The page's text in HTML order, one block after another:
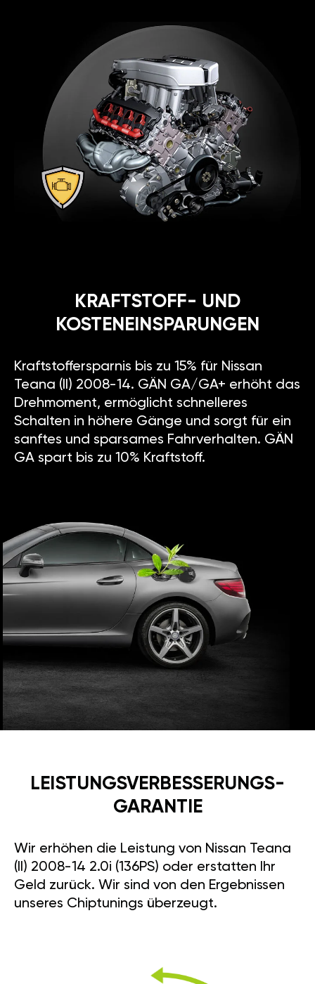
KRAFTSTOFF- UND
KOSTENEINSPARUNGEN
Kraftstoffersparnis bis zu 15% für Nissan
Teana (II) 2008-14. GÄN GA/GA+ erhöht das
Drehmoment, ermöglicht schnelleres
Schalten in höhere Gänge und sorgt für ein
sanftes und sparsames Fahrverhalten. GÄN
GA spart bis zu 10% Kraftstoff.
LEISTUNGSVERBESSE­RUNGS­
GARANTIE
Wir erhöhen die Leistung von Nissan Teana
(II) 2008-14 2.0i (136PS) oder erstatten Ihr
Geld zurück. Wir sind von den Ergebnissen
unseres Chiptunings überzeugt.